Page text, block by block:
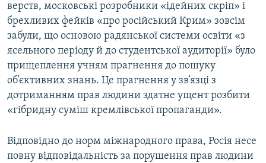
верств, московські розробники «ідейних скріп» і
брехливих фейків «про російський Крим» зовсім
забули, що основою радянської системи освіти «з
ясельного періоду й до студентської аудиторії» було
прищеплення учням прагнення до пошуку
об’єктивних знань. Це прагнення у зв’язці з
дотриманням прав людини здатне ущент розбити
«гібридну суміш кремлівської пропаганди».
Відповідно до норм міжнародного права, Росія несе
повну відповідальність за порушення прав людини